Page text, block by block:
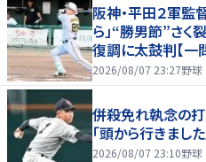
阪神・平田２軍監
ら」“勝男節”さく
復調に太鼓判【一
2026/08/07 23:27野球
併殺免れ執念の
「頭から行きました
2026/08/07 23:10野球